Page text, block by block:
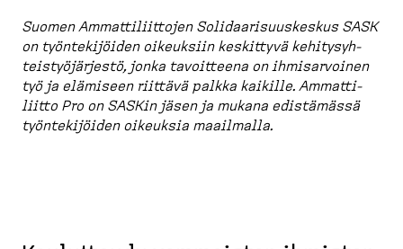
Suomen Ammatti­liittojen Solidaa­ri­suus­keskus SASK
on työnte­ki­jöiden oikeuksiin keskittyvä kehity­syh­
teis­työ­järjestö, jonka tavoitteena on ihmisar­voinen
työ ja elämiseen riittävä palkka kaikille. Ammatti­
liitto Pro on SASKin jäsen ja mukana edistämässä
työnte­ki­jöiden oikeuksia maailmalla.